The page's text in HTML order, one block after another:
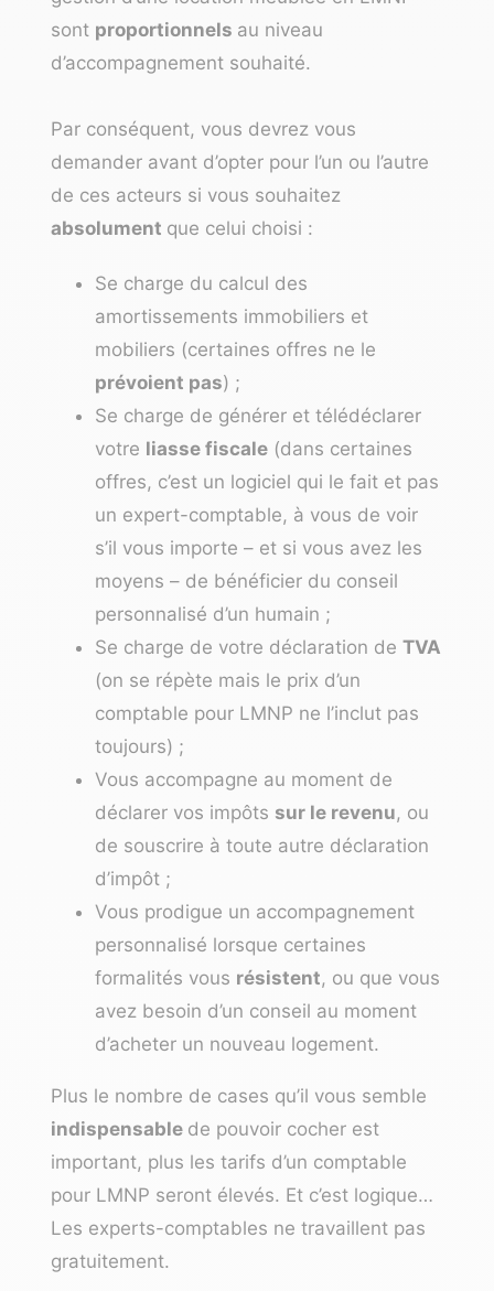
sont proportionnels au niveau
d’accompagnement souhaité.
Par conséquent, vous devrez vous
demander avant d’opter pour l’un ou l’autre
de ces acteurs si vous souhaitez
absolument que celui choisi :
Se charge du calcul des
amortissements immobiliers et
mobiliers (certaines offres ne le
prévoient pas) ;
Se charge de générer et télédéclarer
votre liasse fiscale (dans certaines
offres, c’est un logiciel qui le fait et pas
un expert-comptable, à vous de voir
s’il vous importe – et si vous avez les
moyens – de bénéficier du conseil
personnalisé d’un humain ;
Se charge de votre déclaration de TVA
(on se répète mais le prix d’un
comptable pour LMNP ne l’inclut pas
toujours) ;
Vous accompagne au moment de
déclarer vos impôts sur le revenu, ou
de souscrire à toute autre déclaration
d’impôt ;
Vous prodigue un accompagnement
personnalisé lorsque certaines
formalités vous résistent, ou que vous
avez besoin d’un conseil au moment
d’acheter un nouveau logement.
Plus le nombre de cases qu’il vous semble
indispensable de pouvoir cocher est
important, plus les tarifs d’un comptable
pour LMNP seront élevés. Et c’est logique…
Les experts-comptables ne travaillent pas
gratuitement.